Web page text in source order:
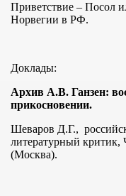
Приветствие – Посол
Норвегии в РФ.
Доклады:
Архив А.В. Ганзен:
прикосновении.
Шеваров Д.Г.,
литературный
(Москва).
г.